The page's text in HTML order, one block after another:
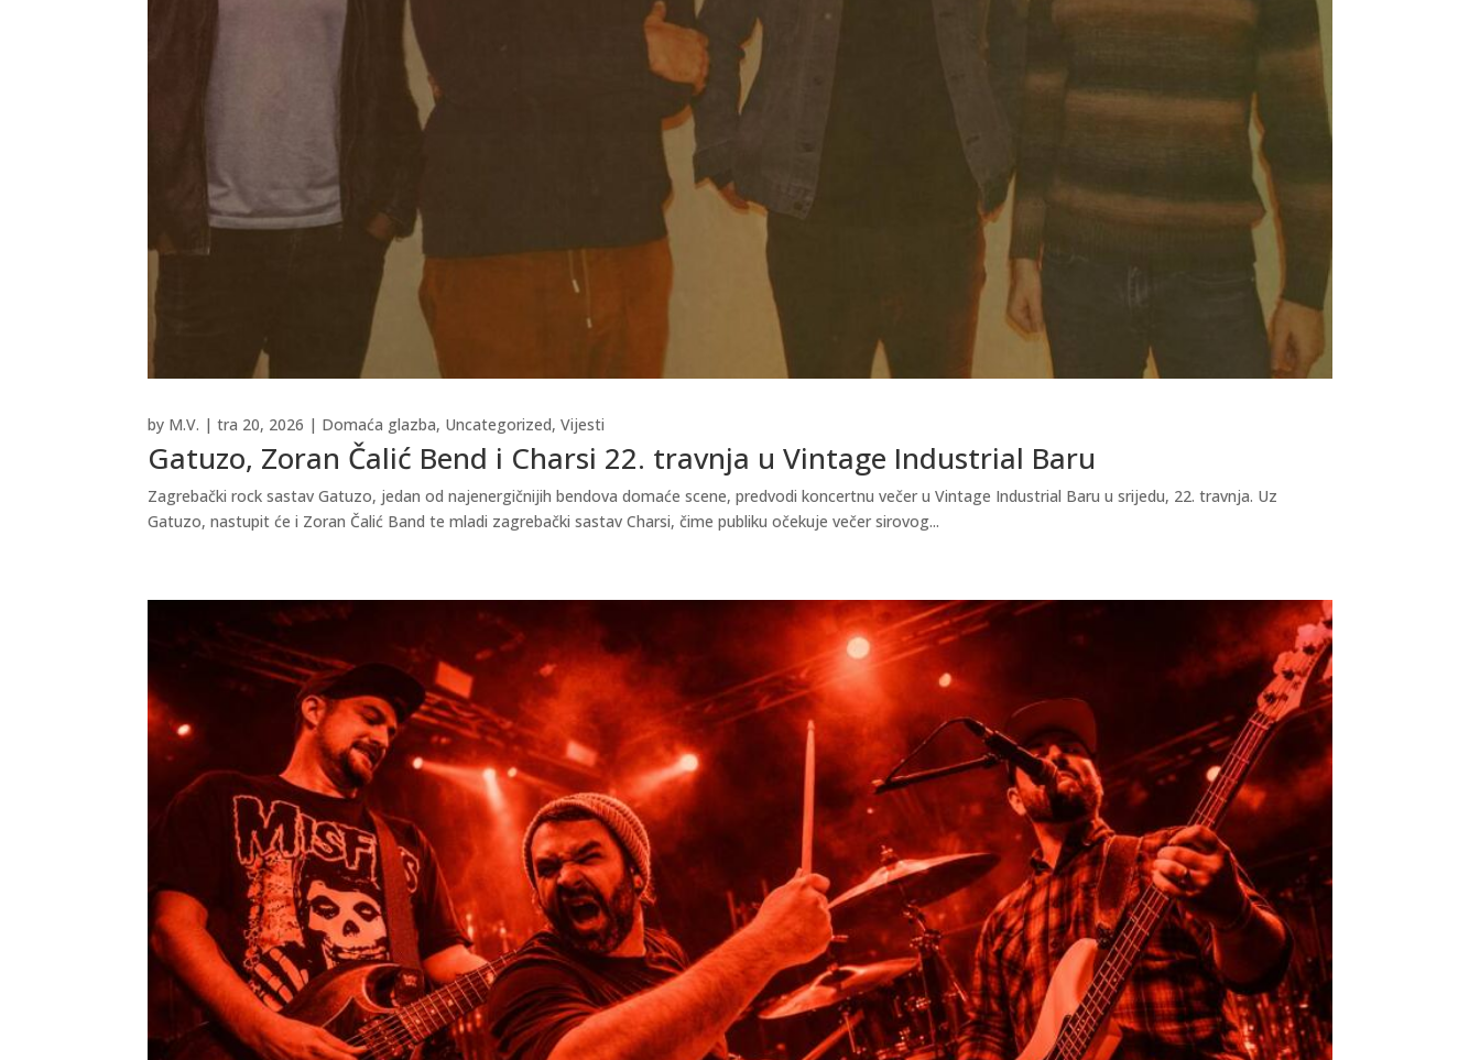
Gatuzo, Zoran Čalić Bend i Charsi 22. travnja u Vintage Industrial Baru
by M.V. |tra 20, 2026 | Domaća glazba, Uncategorized,Vijesti
Zagrebački rock sastav Gatuzo, jedan od najenergičnijih bendova domaće scene, predvodi koncertnu večer u Vintage Industrial Baru u srijedu, 22. travnja. Uz
Gatuzo, nastupit će i Zoran Čalić Band te mladi zagrebački sastav Charsi, čime publiku očekuje večer sirovog...